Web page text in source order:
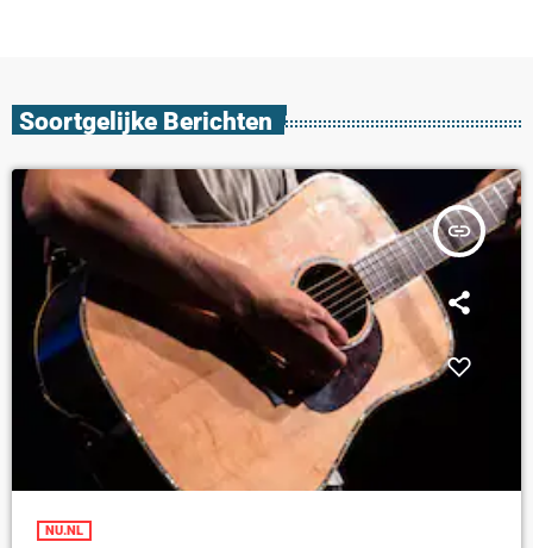
Soortgelijke Berichten
insert_link
NU.NL